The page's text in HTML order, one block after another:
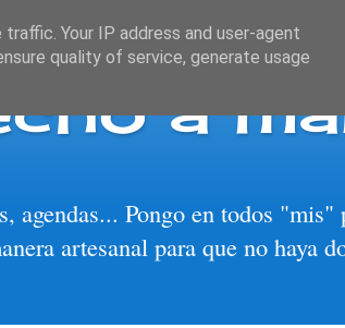
a
agendas... Pongo en todos "mis"
artesanal para que no haya
Your IP address and user-agent
quality of service, generate usage